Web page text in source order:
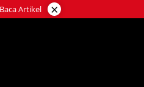
Artikel ×